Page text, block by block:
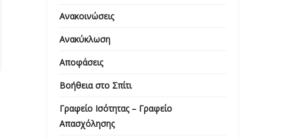
Ανακοινώσεις
Ανακύκλωση
Αποφάσεις
Βοήθεια στο Σπίτι
Γραφείο Ισότητας – Γραφείο
Απασχόλησης